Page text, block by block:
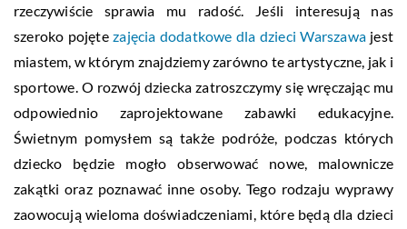
rzeczywiście sprawia mu radość. Jeśli interesują nas
szeroko pojętezajęcia dodatkowe dla dzieci Warszawajest
miastem, w którym znajdziemy zarówno te artystyczne, jak i
sportowe. O rozwój dziecka zatroszczymy się wręczając mu
odpowiednio zaprojektowane zabawki edukacyjne.
Świetnym pomysłem są także podróże, podczas których
dziecko będzie mogło obserwować nowe, malownicze
zakątki oraz poznawać inne osoby. Tego rodzaju wyprawy
zaowocują wieloma doświadczeniami, które będą dla dzieci